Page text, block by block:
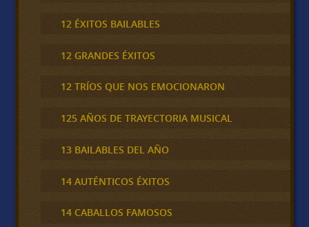
12 ÉXITOS BAILABLES
12 GRANDES ÉXITOS
12 TRÍOS QUE NOS EMOCIONARON
125 AÑOS DE TRAYECTORIA MUSICAL
13 BAILABLES DEL AÑO
14 AUTÉNTICOS ÉXITOS
14 CABALLOS FAMOSOS